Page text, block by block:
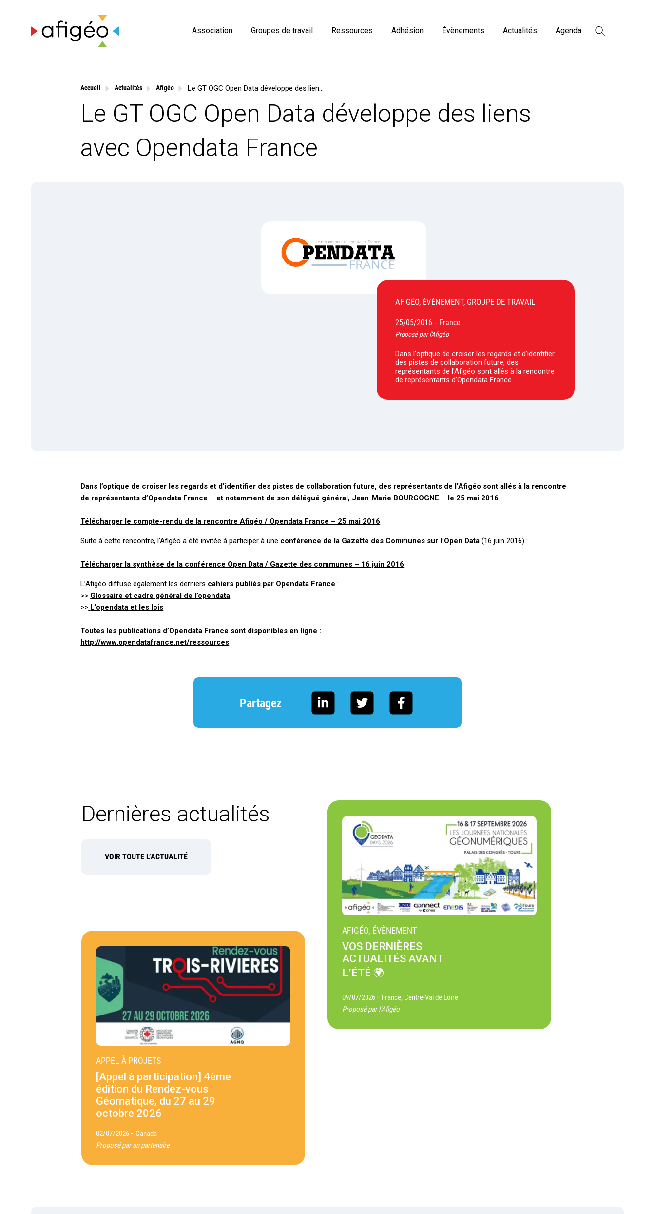
Association Groupes de travail Ressources Adhésion Évènements Actualités Agenda
Accueil Actualités Afigéo
Le GT OGC Open Data développe des liens
avec Opendata France
AFIGÉO, ÉVÈNEMENT, GROUPE DE TRAVAIL
25/05/2016 - France
Proposé par l'Afigéo
Dans l'optique de croiser les regards et d'identifier
des pistes de collaboration future, des
représentants de l'Afigéo sont allés à la rencontre
de représentants d'Opendata France.
Dans l’optique de croiser les regards et d’identifier des pistes de collaboration future, des représentants de l’Afigéo sont allés à la rencontre
de représentants d’Opendata France – et notamment de son délégué général, Jean-Marie BOURGOGNE – le 25 mai 2016
Télécharger le compte-rendu de la rencontre Afigéo / Opendata France – 25 mai 2016
Suite à cette rencontre, l’Afigéo a été invitée à participer à une conférence de la Gazette des Communes sur l’Open Data (16 juin 2016) :
Télécharger la synthèse de la conférence Open Data / Gazette des communes – 16 juin 2016
L’Afigéo diffuse également les derniers cahiers publiés par Opendata France:
>> Glossaire et cadre général de l’opendata
>> L’opendata et les lois
Toutes les publications d’Opendata France sont disponibles en ligne :
http://www.opendatafrance.net/ressources
Partagez
Dernières actualités
AFIGÉO, ÉVÈNEMENT
VOS DERNIÈRES
ACTUALITÉS AVANT
L’ÉTÉ 🌍
09/07/2026 - France, Centre-Val de Loire
Proposé par l'Afigéo
APPEL À PROJETS
[Appel à participation] 4ème
édition du Rendez-vous
Géomatique, du 27 au 29
octobre 2026
02/07/2026 - Canada
Proposé par un partenaire
VOIR TOUTE L’ACTUALITÉ